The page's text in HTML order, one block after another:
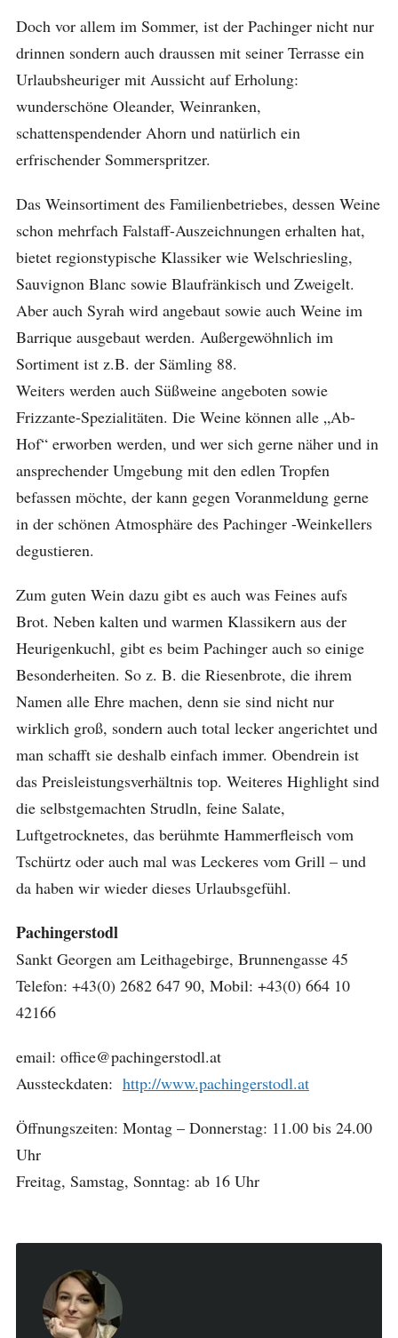
Doch vor allem im Sommer, ist der Pachinger nicht nur
drinnen sondern auch draussen mit seiner Terrasse ein
Urlaubsheuriger mit Aussicht auf Erholung:
wunderschöne Oleander, Weinranken,
schattenspendender Ahorn und natürlich ein
erfrischender Sommerspritzer.
Das Weinsortiment des Familienbetriebes, dessen Weine
schon mehrfach Falstaff-Auszeichnungen erhalten hat,
bietet regionstypische Klassiker wie Welschriesling,
Sauvignon Blanc sowie Blaufränkisch und Zweigelt.
Aber auch Syrah wird angebaut sowie auch Weine im
Barrique ausgebaut werden. Außergewöhnlich im
Sortiment ist z.B. der Sämling 88.
Weiters werden auch Süßweine angeboten sowie
Frizzante-Spezialitäten. Die Weine können alle „Ab-
Hof“ erworben werden, und wer sich gerne näher und in
ansprechender Umgebung mit den edlen Tropfen
befassen möchte, der kann gegen Voranmeldung gerne
in der schönen Atmosphäre des Pachinger -Weinkellers
degustieren.
Zum guten Wein dazu gibt es auch was Feines aufs
Brot. Neben kalten und warmen Klassikern aus der
Heurigenkuchl, gibt es beim Pachinger auch so einige
Besonderheiten. So z. B. die Riesenbrote, die ihrem
Namen alle Ehre machen, denn sie sind nicht nur
wirklich groß, sondern auch total lecker angerichtet und
man schafft sie deshalb einfach immer. Obendrein ist
das Preisleistungsverhältnis top. Weiteres Highlight sind
die selbstgemachten Strudln, feine Salate,
Luftgetrocknetes, das berühmte Hammerfleisch vom
Tschürtz oder auch mal was Leckeres vom Grill – und
da haben wir wieder dieses Urlaubsgefühl.
Pachingerstodl
Sankt Georgen am Leithagebirge, Brunnengasse 45
Telefon: +43(0) 2682 647 90, Mobil: +43(0) 664 10
42166
email: office@pachingerstodl.at
Aussteckdaten: http://www.pachingerstodl.at
Öffnungszeiten: Montag – Donnerstag: 11.00 bis 24.00
Uhr
Freitag, Samstag, Sonntag: ab 16 Uhr